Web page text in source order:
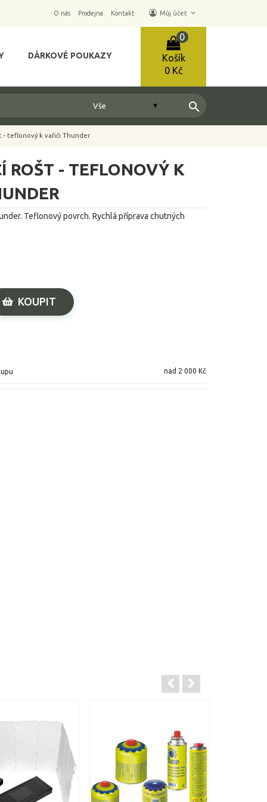
O nás Prodejna Kontakt Můj účet keyboard_arrow_down
Košík
0
0 Kč
DÁRKOVÉ POUKAZY
search
- teflonový k vařiči Thunder
ROŠT - TEFLONOVÝ K
Teflonový povrch. Rychlá příprava chutných
KOUPIT
nad 2 000 Kč